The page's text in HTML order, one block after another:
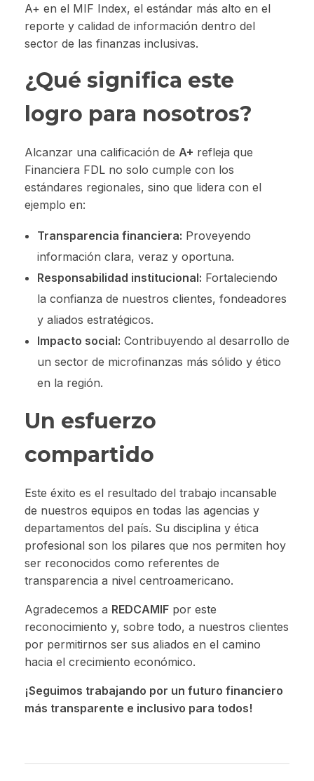
A+ en el MIF Index, el estándar más alto en el
reporte y calidad de información dentro del
sector de las finanzas inclusivas.
¿Qué significa este
logro para nosotros?
Alcanzar una calificación de A+ refleja que
Financiera FDL no solo cumple con los
estándares regionales, sino que lidera con el
ejemplo en:
Transparencia financiera: Proveyendo
información clara, veraz y oportuna.
Responsabilidad institucional: Fortaleciendo
la confianza de nuestros clientes, fondeadores
y aliados estratégicos.
Impacto social: Contribuyendo al desarrollo de
un sector de microfinanzas más sólido y ético
en la región.
Un esfuerzo
compartido
Este éxito es el resultado del trabajo incansable
de nuestros equipos en todas las agencias y
departamentos del país. Su disciplina y ética
profesional son los pilares que nos permiten hoy
ser reconocidos como referentes de
transparencia a nivel centroamericano.
Agradecemos a REDCAMIF por este
reconocimiento y, sobre todo, a nuestros clientes
por permitirnos ser sus aliados en el camino
hacia el crecimiento económico.
¡Seguimos trabajando por un futuro financiero
más transparente e inclusivo para todos!